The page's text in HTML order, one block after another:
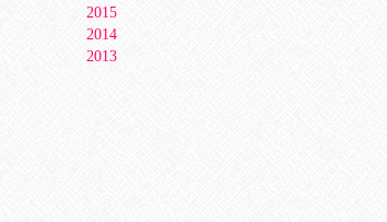
2015
2014
2013